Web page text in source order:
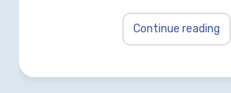
Continue reading